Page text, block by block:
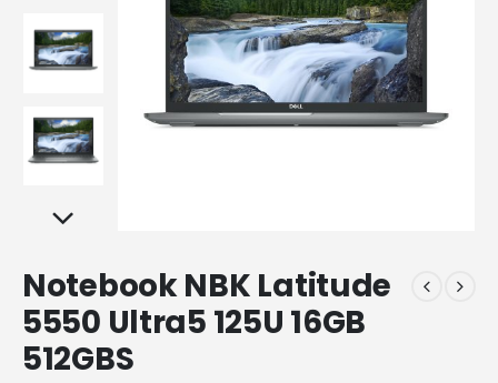
Notebook NBK Latitude
5550 Ultra5 125U 16GB
512GBS